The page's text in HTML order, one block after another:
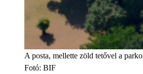
A posta, mellette zöld tetővel a
Fotó: BIF